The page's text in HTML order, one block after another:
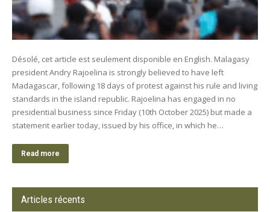
Désolé, cet article est seulement disponible en English. Malagasy
president Andry Rajoelina is strongly believed to have left
Madagascar, following 18 days of protest against his rule and living
standards in the island republic. Rajoelina has engaged in no
presidential business since Friday (10th October 2025) but made a
statement earlier today, issued by his office, in which he…
Read more
Articles récents